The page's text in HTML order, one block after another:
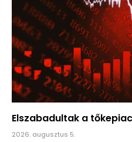
Elszabadultak a
2026. augusztus 5.